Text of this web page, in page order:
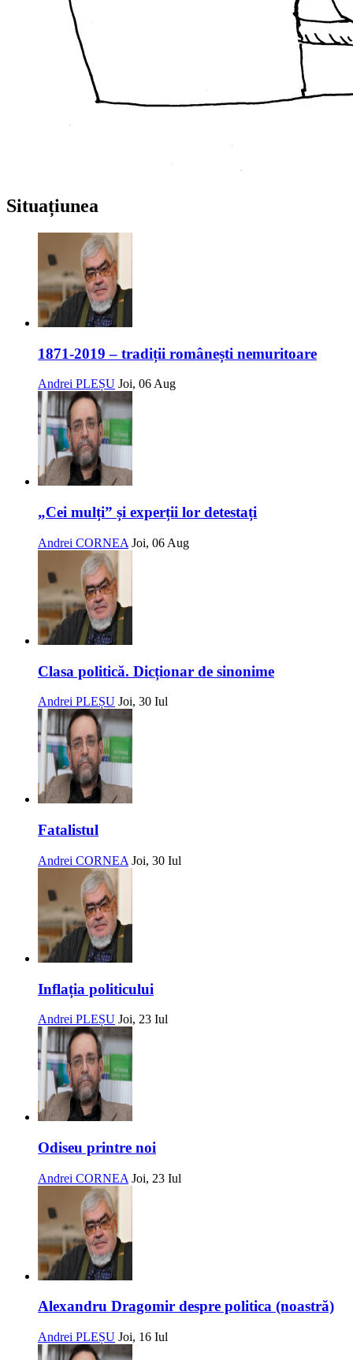
Situațiunea
1871-2019 – tradiții românești nemuritoare
Andrei PLEȘU Joi, 06 Aug
„Cei mulți” și experții lor detestați
Andrei CORNEA Joi, 06 Aug
Clasa politică. Dicționar de sinonime
Andrei PLEȘU Joi, 30 Iul
Fatalistul
Andrei CORNEA Joi, 30 Iul
Inflația politicului
Andrei PLEȘU Joi, 23 Iul
Odiseu printre noi
Andrei CORNEA Joi, 23 Iul
Alexandru Dragomir despre politica (noastră)
Andrei PLEȘU Joi, 16 Iul